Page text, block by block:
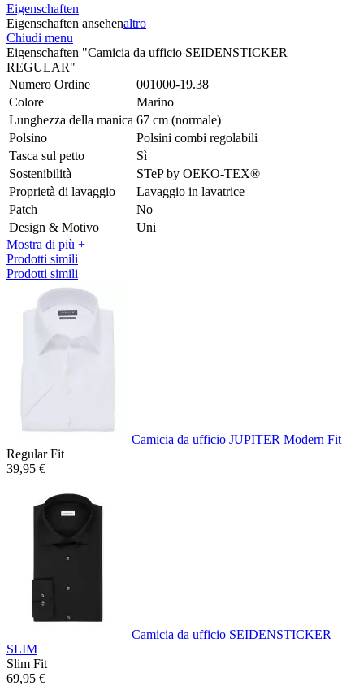
Eigenschaften
Eigenschaften ansehenaltro
Chiudi menu
Eigenschaften "Camicia da ufficio SEIDENSTICKER
REGULAR"
Numero Ordine
001000-19.38
Colore
Marino
Lunghezza della manica 67 cm (normale)
Polsino
Polsini combi regolabili
Tasca sul petto
Sì
Sostenibilità
STeP by OEKO-TEX®
Proprietà di lavaggio
Lavaggio in lavatrice
Patch
No
Design & Motivo
Uni
Mostra di più +
Prodotti simili
Prodotti simili
Camicia da ufficio JUPITER Modern Fit
Regular Fit
39,95 €
Camicia da ufficio SEIDENSTICKER
SLIM
Slim Fit
69,95 €